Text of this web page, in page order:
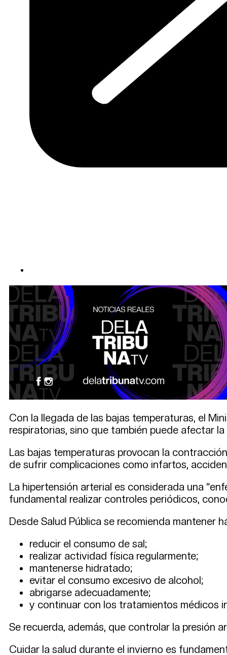
Con la llegada de las bajas temperaturas, el
respiratorias, sino que también puede afectar
Las bajas temperaturas provocan la
de sufrir complicaciones como infartos,
La hipertensión arterial es considerada una
fundamental realizar controles periódicos,
Desde Salud Pública se recomienda mantener
reducir el consumo de sal;
realizar actividad física regularmente;
mantenerse hidratado;
evitar el consumo excesivo de alcohol;
abrigarse adecuadamente;
y continuar con los tratamientos médicos
Se recuerda, además, que controlar la presión
Cuidar la salud durante el invierno es